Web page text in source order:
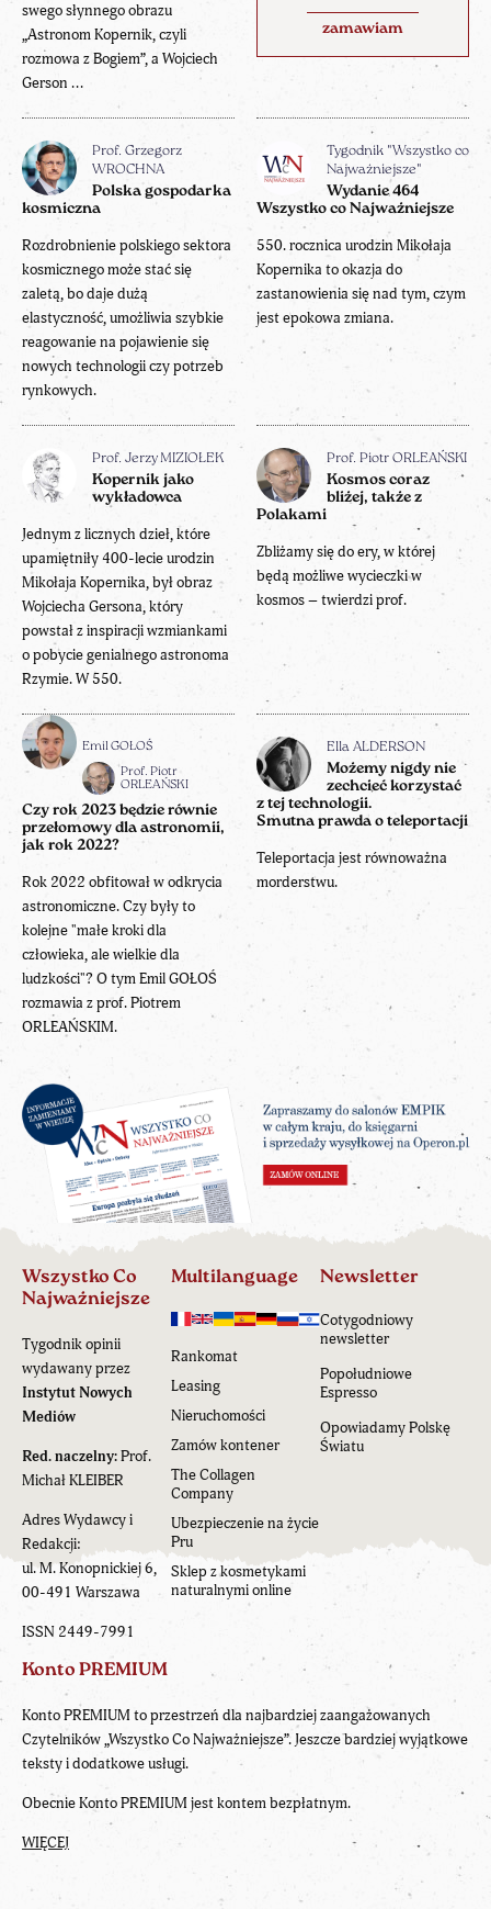
zamawiam
swego słynnego obrazu
„Astronom Kopernik, czyli
rozmowa z Bogiem”, a Wojciech
Gerson ...
Prof. Grzegorz
WROCHNA
Polska gospodarka
kosmiczna
Rozdrobnienie polskiego sektora
kosmicznego może stać się
zaletą, bo daje dużą
elastyczność, umożliwia szybkie
reagowanie na pojawienie się
nowych technologii czy potrzeb
rynkowych.
Tygodnik "Wszystko co
Najważniejsze"
Wydanie 464
Wszystko co Najważniejsze
550. rocznica urodzin Mikołaja
Kopernika to okazja do
zastanowienia się nad tym, czym
jest epokowa zmiana.
Prof. Jerzy MIZIOŁEK
Kopernik jako
wykładowca
Jednym z licznych dzieł, które
upamiętniły 400-lecie urodzin
Mikołaja Kopernika, był obraz
Wojciecha Gersona, który
powstał z inspiracji wzmiankami
o pobycie genialnego astronoma
Rzymie. W 550.
Prof. Piotr ORLEAŃSKI
Kosmos coraz
bliżej, także z
Polakami
Zbliżamy się do ery, w której
będą możliwe wycieczki w
kosmos – twierdzi prof.
Emil GOŁOŚ
Prof. Piotr
ORLEAŃSKI
Czy rok 2023 będzie równie
przełomowy dla astronomii,
jak rok 2022?
Rok 2022 obfitował w odkrycia
astronomiczne. Czy były to
kolejne "małe kroki dla
człowieka, ale wielkie dla
ludzkości"? O tym Emil GOŁOŚ
rozmawia z prof. Piotrem
ORLEAŃSKIM.
Ella ALDERSON
Możemy nigdy nie
zechcieć korzystać
z tej technologii.
Smutna prawda o teleportacji
Teleportacja jest równoważna
morderstwu.
Wszystko Co
Najważniejsze
Tygodnik opinii
wydawany przez
Instytut Nowych
Mediów
Red. naczelny:Prof.
Michał KLEIBER
Adres Wydawcy i
Redakcji:
ul. M. Konopnickiej 6,
00-491 Warszawa
ISSN 2449-7991
Multilanguage
Rankomat
Leasing
Nieruchomości
Zamów kontener
The Collagen
Company
Ubezpieczenie na życie
Pru
Sklep z kosmetykami
naturalnymi online
Newsletter
Cotygodniowy
newsletter
Popołudniowe
Espresso
Opowiadamy Polskę
Światu
Konto PREMIUM
Konto PREMIUM to przestrzeń dla najbardziej zaangażowanych
Czytelników „Wszystko Co Najważniejsze”. Jeszcze bardziej wyjątkowe
teksty i dodatkowe usługi.
Obecnie Konto PREMIUM jest kontem bezpłatnym.
WIĘCEJ